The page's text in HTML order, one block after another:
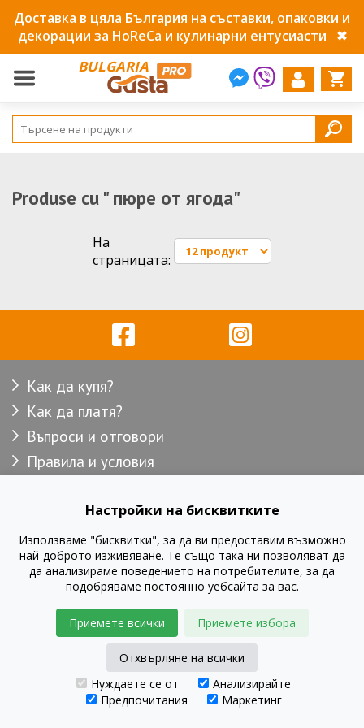
Доставка в цяла България на съставки, опаковки и
декорации за HoReCa и кулинарни ентусиасти
✖
BULGARIA
Produse cu " пюре от ягода"
На
страницата:
Как да купя?
Как да платя?
Въпроси и отговори
Правила и условия
© GustaPRO 2026
Настройки на бисквитките
Използваме "бисквитки", за да ви предоставим възможно
най-доброто изживяване. Те също така ни позволяват да
да анализираме поведението на потребителите, за да
подобряваме постоянно уебсайта за вас.
Приемете всички Приемете избора
Отхвърляне на всички
Нуждаете се от
Анализирайте
Предпочитания
Маркетинг